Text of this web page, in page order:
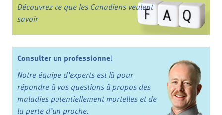
Découvrez ce que les Canadiens veulent
savoir
Consulter un professionnel
Notre équipe d’experts est là pour
répondre à vos questions à propos des
maladies potentiellement mortelles et de
la perte d’un proche.